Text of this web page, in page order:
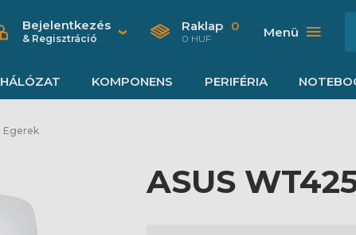
Bejelentkezés
& Regisztráció
Raklap 0
0 HUF Menü
HÁLÓZAT KOMPONENS PERIFÉRIA
Egerek
ASUS